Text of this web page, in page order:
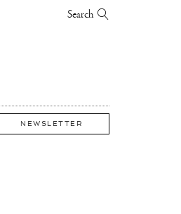
Search
NEWSLETTER